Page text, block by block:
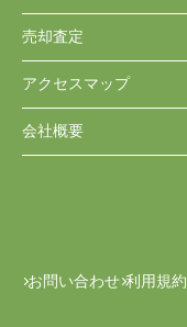
売却査定
アクセスマップ
会社概要
お問い合わせ 利用規約